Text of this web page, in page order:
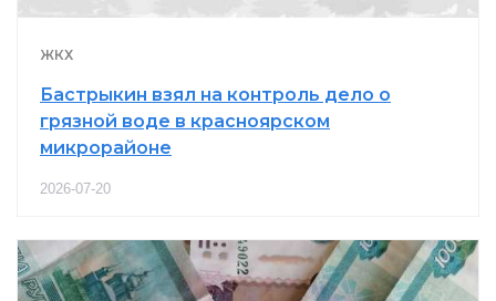
ЖКХ
Бастрыкин взял на контроль дело о
грязной воде в красноярском
микрорайоне
2026-07-20